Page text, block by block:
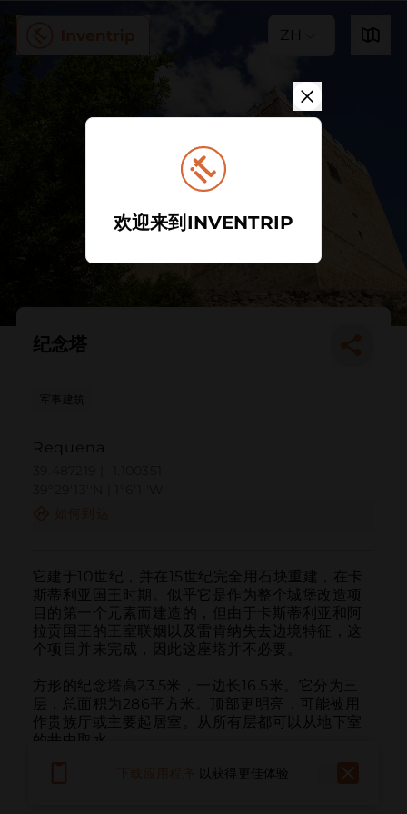
ZH
纪念塔
Requena
它建于10世纪，并在15世纪完全用石块重建，在卡
斯蒂利亚国王时期。似乎它是作为整个城堡改造项
目的第一个元素而建造的，但由于卡斯蒂利亚和阿
拉贡国王的王室联姻以及雷肯纳失去边境特征，这
个项目并未完成，因此这座塔并不必要。
方形的纪念塔高23.5米，一边长16.5米。它分为三
层，总面积为286平方米。顶部更明亮，可能被用
作贵族厅或主要起居室。从所有层都可以从地下室
的井中取水。
塔的外部是实心的，装饰元素是在角落处编织的绳
以获得更佳体验
欢迎来到INVENTRIP